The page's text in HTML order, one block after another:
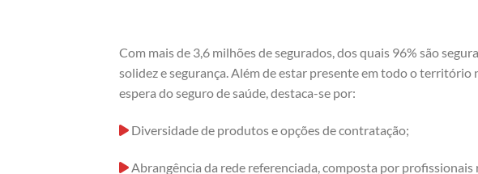
Com mais de 3,6 milhões de segurados, dos quais 96% são
solidez e segurança. Além de estar presente em todo o
espera do seguro de saúde, destaca-se por:
Diversidade de produtos e opções de contratação;
Abrangência da rede referenciada, composta por